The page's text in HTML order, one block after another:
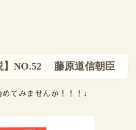
】NO.52 藤原道信朝臣
めてみませんか！！！↓